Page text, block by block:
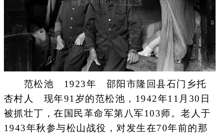
范松池 1923年 邵阳市隆回县石门乡托
杏村人 现年91岁的范松池，1942年11月30日
被抓壮丁，在国民革命军第八军103师。老人于
1943年秋参与松山战役，对发生在70年前的那